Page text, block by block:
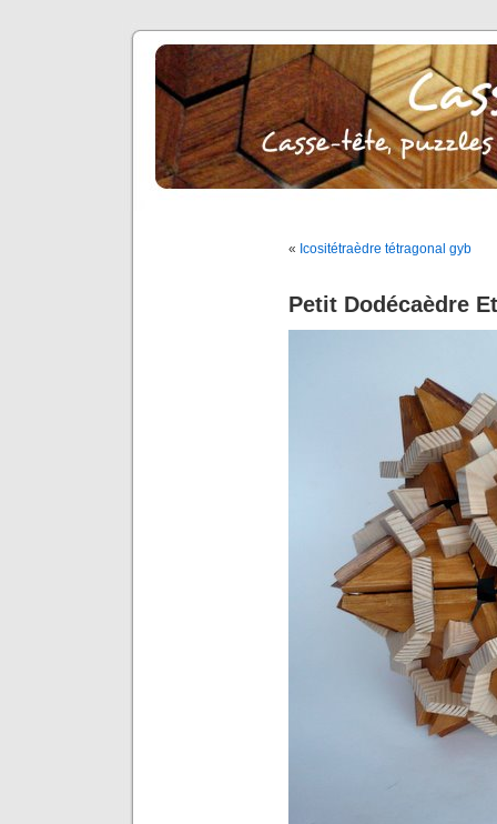
« Icositétraèdre tétragonal gyb
Petit Dodécaèdre